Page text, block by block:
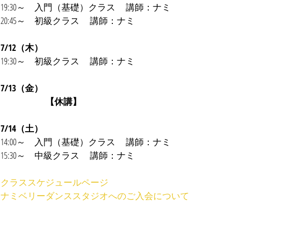
19:30～　入門（基礎）クラス　 講師：ナミ
20:45～　初級クラス　 講師：ナミ
7/12（木）
19:30～　初級クラス　 講師：ナミ
7/13（金）
【休講】
7/14（土）
14:00～　入門（基礎）クラス　 講師：ナミ
15:30～　中級クラス　 講師：ナミ
クラススケジュールページ
ナミベリーダンススタジオへのご入会について